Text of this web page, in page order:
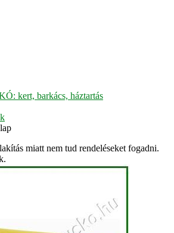
kert, barkács, háztartás
miatt nem tud rendeléseket fogadni.